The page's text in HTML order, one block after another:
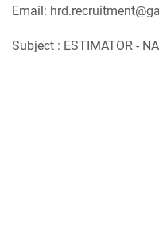
Email:
Subject : ESTIMATOR -